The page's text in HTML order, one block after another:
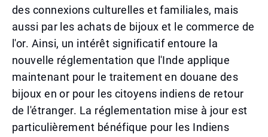
des connexions culturelles et familiales, mais
aussi par les achats de bijoux et le commerce de
l'or. Ainsi, un intérêt significatif entoure la
nouvelle réglementation que l'Inde applique
maintenant pour le traitement en douane des
bijoux en or pour les citoyens indiens de retour
de l'étranger. La réglementation mise à jour est
particulièrement bénéfique pour les Indiens